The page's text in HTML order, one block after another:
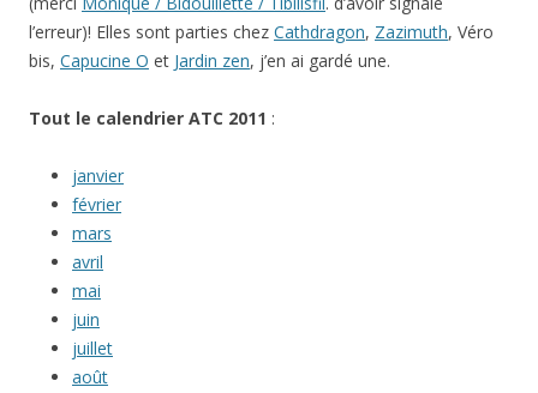
l’erreur)! Elles sont parties chez Cathdragon, Zazimuth, Véro
bis, Capucine O et Jardin zen, j’en ai gardé une.
Tout le calendrier ATC 2011 :
janvier
février
mars
avril
mai
juin
juillet
août